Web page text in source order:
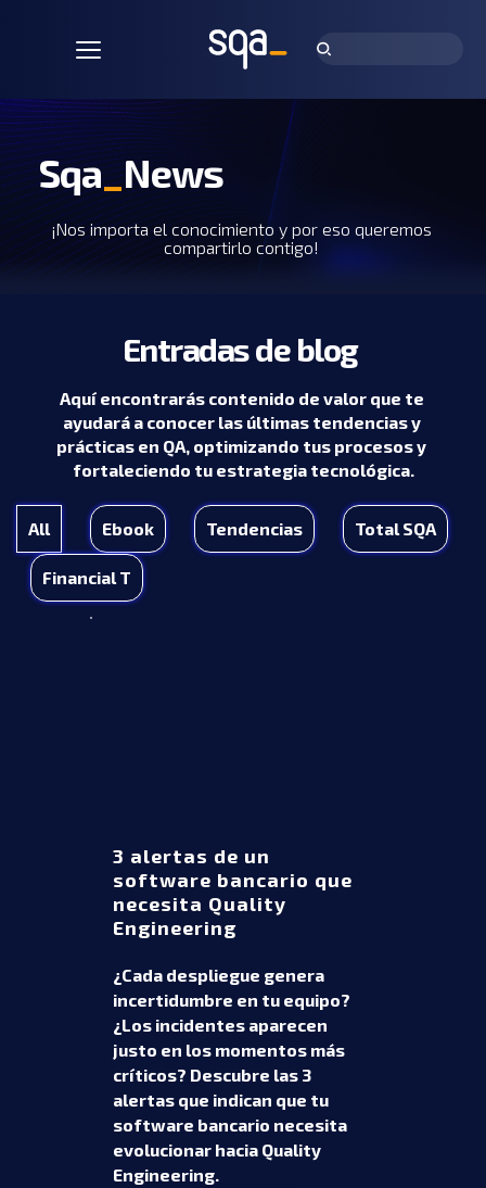
Sqa_News
¡Nos importa el conocimiento y por eso queremos
compartirlo contigo!
Entradas de blog
Aquí encontrarás contenido de valor que te
ayudará a conocer las últimas tendencias y
prácticas en QA, optimizando tus procesos y
fortaleciendo tu estrategia tecnológica.
All Ebook Tendencias Total SQA
Financial T
3 alertas de un
software bancario que
necesita Quality
Engineering
¿Cada despliegue genera
incertidumbre en tu equipo?
¿Los incidentes aparecen
justo en los momentos más
críticos? Descubre las 3
alertas que indican que tu
software bancario necesita
evolucionar hacia Quality
Engineering.